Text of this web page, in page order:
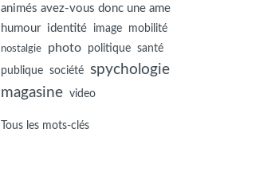
animés avez-vous donc une ame
humour identité image mobilité
nostalgie photo politique santé
publique société spychologie
magasine video
Tous les mots-clés